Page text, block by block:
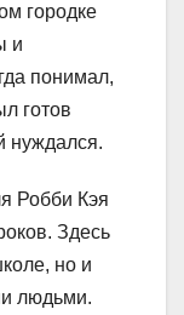
городке
и
понимал,
готов
нуждался.
Робби Кэя
Здесь
но и
людьми.